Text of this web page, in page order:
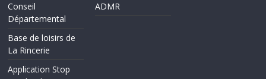
Conseil
Départemental
Base de loisirs de
La Rincerie
Application Stop
ADMR